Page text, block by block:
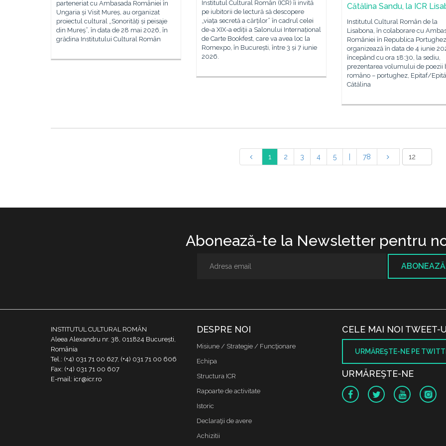
parteneriat cu Ambasada României în
Ungaria și Visit Mureș, au organizat
proiectul cultural „Sonorități și peisaje
din Mureș”, în data de 28 mai 2026, în
grădina Institutului Cultural Român
Institutul Cultural Român (ICR) îi invită
pe iubitorii de lectură să descopere
„viața secretă a cărților” în cadrul celei
de-a XIX-a ediții a Salonului Internațional
de Carte Bookfest, care va avea loc la
Romexpo, în București, între 3 și 7 iunie
2026.
Cătălina Sandu, la ICR
Institutul Cultural Român de la
Lisabona, în colaborare cu
României în Republica
organizează în data de 4 iunie
începând cu ora 18:30, la sediu,
prezentarea volumului de poezii
româno – portughez, Epitaf/
Cătălina
1 2 3 4 5 78
Abonează-te la Newsletter pentru
INSTITUTUL CULTURAL ROMÂN
Aleea Alexandru nr. 38, 011824 București,
România
Tel.: (+4) 031 71 00 627, (+4) 031 71 00 606
Fax: (+4) 031 71 00 607
E-mail: icr@icr.ro
DESPRE NOI
Misiune / Strategie / Funcţionare
Echipa
Structura ICR
Rapoarte de activitate
Istoric
Declaraţii de avere
Achizitii
CELE MAI NOI TWEET-
URMĂREŞTE-NE PE
URMĂREŞTE-NE